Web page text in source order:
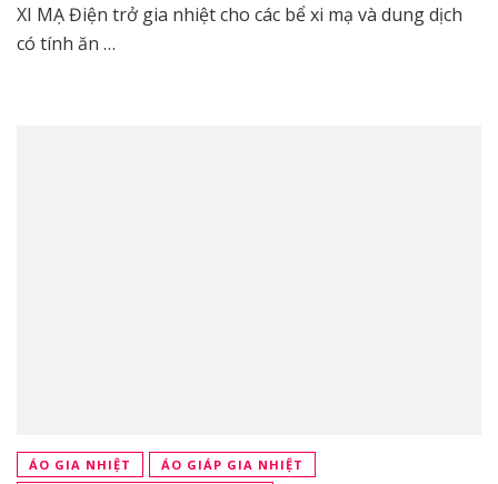
XI MẠ Điện trở gia nhiệt cho các bể xi mạ và dung dịch
có tính ăn …
ÁO GIA NHIỆT
ÁO GIÁP GIA NHIỆT